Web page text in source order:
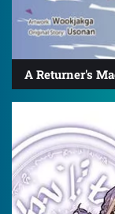
A Returner's